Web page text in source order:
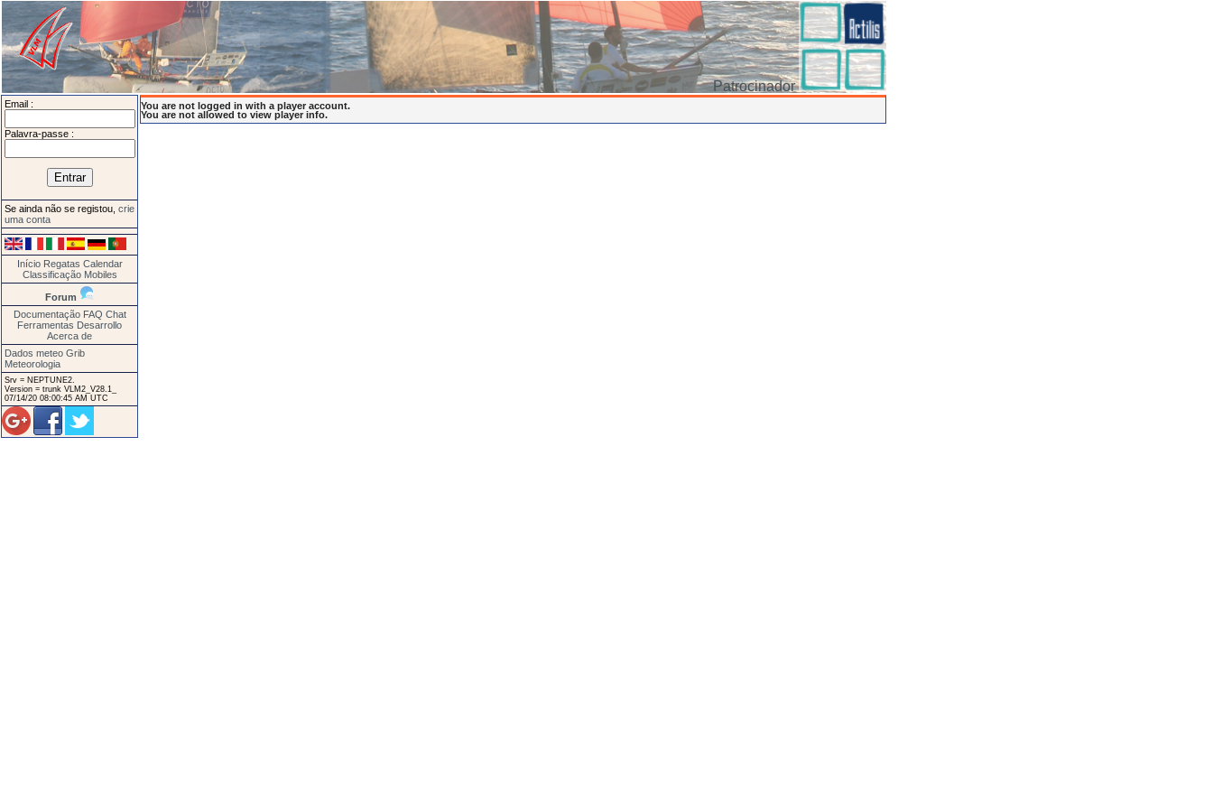
Patrocinador
Email :
Palavra-passe :
Se ainda não se registou, crie
uma conta
Início Regatas Calendar
Classificação Mobiles
Forum
Documentação FAQ Chat
Ferramentas Desarrollo
Acerca de
Dados meteo Grib
Meteorologia
Srv = NEPTUNE2.
Version = trunk VLM2_V28.1_
07/14/20 08:00:45 AM UTC
You are not logged in with a player account.
You are not allowed to view player info.